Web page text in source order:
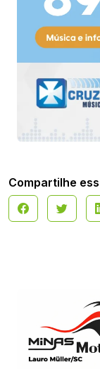
Compartilhe